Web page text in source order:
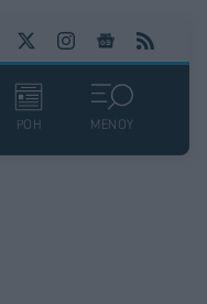
ΡΟΗ ΜΕΝΟΥ